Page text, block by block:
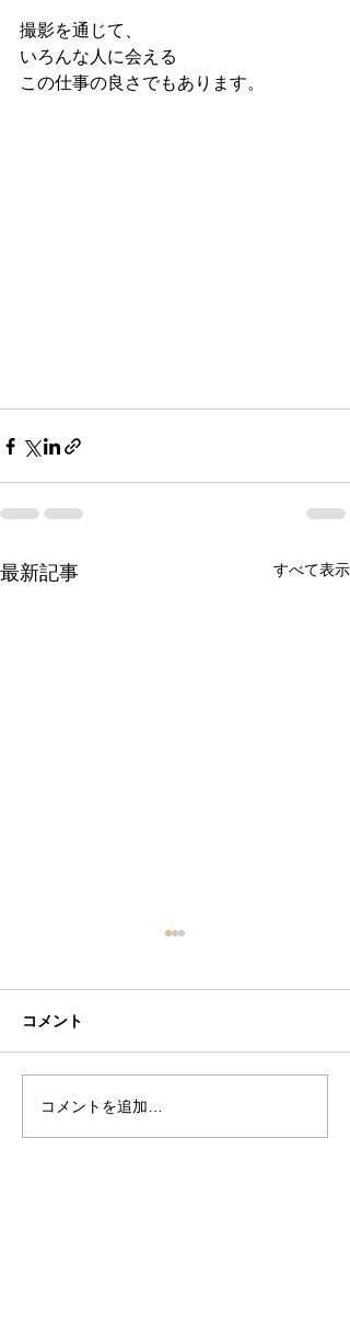
撮影を通じて、
いろんな人に会える
この仕事の良さでもあります。
最新記事 すべて表示
コメント
コメントを追加…